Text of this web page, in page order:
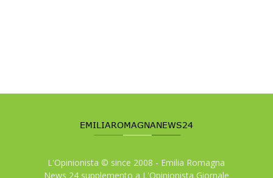
L'Opinionista © since 2008 - Emilia Romagna
News 24 supplemento a L'Opinionista Giornale